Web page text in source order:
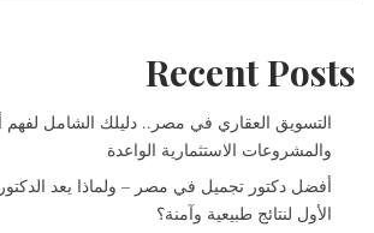
Recent Posts
التسويق العقاري في مصر.. دليلك الشامل لفهم
والمشروعات الاستثمارية الواعدة
أفضل دكتور تجميل في مصر – ولماذا يعد الدكتور
الأول لنتائج طبيعية وآمنة؟